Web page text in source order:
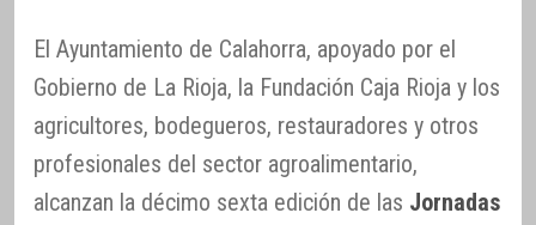
El Ayuntamiento de Calahorra, apoyado por el
Gobierno de La Rioja, la Fundación Caja Rioja y los
agricultores, bodegueros, restauradores y otros
profesionales del sector agroalimentario,
alcanzan la décimo sexta edición de las Jornadas